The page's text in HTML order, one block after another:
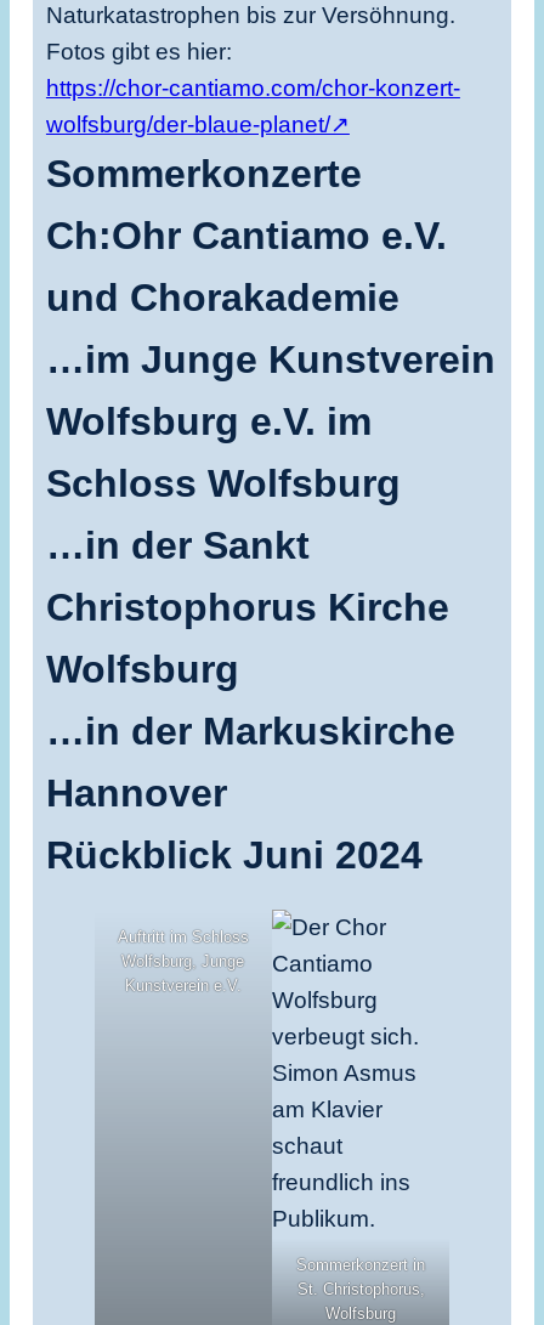
Naturkatastrophen bis zur Versöhnung.
Fotos gibt es hier:
https://chor-cantiamo.com/chor-konzert-
wolfsburg/der-blaue-planet/↗
Sommerkonzerte
Ch:Ohr Cantiamo e.V.
und Chorakademie
…im Junge Kunstverein
Wolfsburg e.V. im
Schloss Wolfsburg
…in der Sankt
Christophorus Kirche
Wolfsburg
…in der Markuskirche
Hannover
Rückblick Juni 2024
Auftritt im Schloss
Wolfsburg, Junge
Kunstverein e.V.
Sommerkonzert in
St. Christophorus,
Wolfsburg